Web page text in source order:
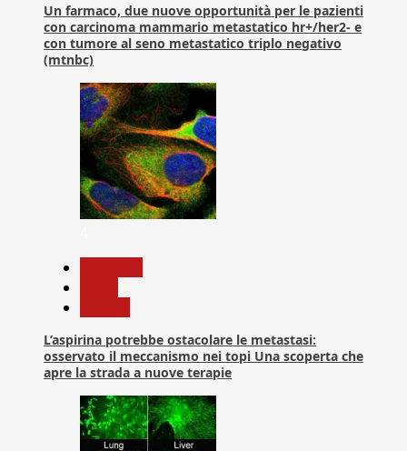
Un farmaco, due nuove opportunità per le pazienti
con carcinoma mammario metastatico hr+/her2- e
con tumore al seno metastatico triplo negativo
(mtnbc)
L’aspirina potrebbe ostacolare le metastasi:
osservato il meccanismo nei topi Una scoperta che
apre la strada a nuove terapie